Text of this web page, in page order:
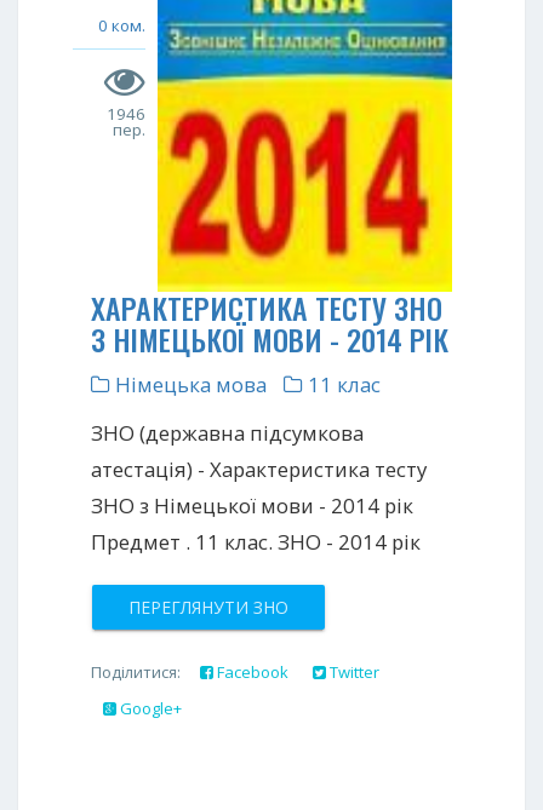
0 ком.
1946
пер.
ХАРАКТЕРИСТИКА ТЕСТУ ЗНО
З НІМЕЦЬКОЇ МОВИ - 2014 РІК
Німецька мова
11 клас
ЗНО (державна підсумкова
атестація) - Характеристика тесту
ЗНО з Німецької мови - 2014 рік
Предмет . 11 клас. ЗНО - 2014 рік
ПЕРЕГЛЯНУТИ ЗНО
Поділитися: Facebook
Twitter
Google+